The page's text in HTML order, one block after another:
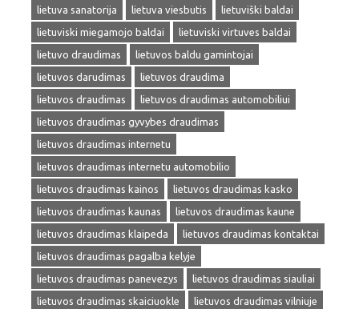
lietuva sanatorija
lietuva viesbutis
lietuviški baldai
lietuviski miegamojo baldai
lietuviski virtuves baldai
lietuvo draudimas
lietuvos baldu gamintojai
lietuvos darudimas
lietuvos draudima
lietuvos draudimas
lietuvos draudimas automobiliui
lietuvos draudimas gyvybes draudimas
lietuvos draudimas internetu
lietuvos draudimas internetu automobilio
lietuvos draudimas kainos
lietuvos draudimas kasko
lietuvos draudimas kaunas
lietuvos draudimas kaune
lietuvos draudimas klaipeda
lietuvos draudimas kontaktai
lietuvos draudimas pagalba kelyje
lietuvos draudimas panevezys
lietuvos draudimas siauliai
lietuvos draudimas skaiciuokle
lietuvos draudimas vilniuje